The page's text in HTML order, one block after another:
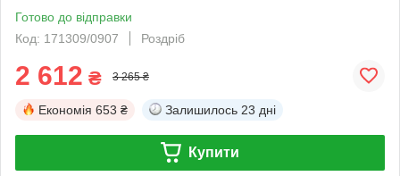
Готово до відправки
Код: 171309/0907
Роздріб
2 612 ₴ 3 265 ₴
Економія 653 ₴ Залишилось 23 дні
Купити